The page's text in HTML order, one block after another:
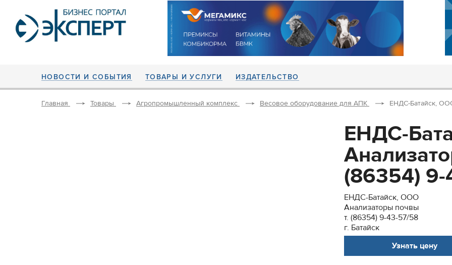
НОВОСТИ И СОБЫТИЯ ТОВАРЫ И УСЛУГИ ИЗДАТЕЛЬСТВО
Главная Товары Агропромышленный комплекс Весовое оборудование для АПК ЕНДС-Батайск,
ЕНДС-
(86354)
ЕНДС-Батайск, ООО
Анализаторы почвы
т. (86354) 9-43-57/58
г. Батайск
Узнать цену